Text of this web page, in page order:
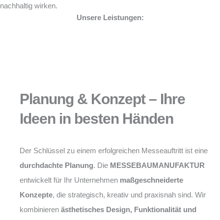
nachhaltig wirken.
Unsere Leistungen:
Planung & Konzept – Ihre
Ideen in besten Händen
Der Schlüssel zu einem erfolgreichen Messeauftritt ist eine
durchdachte Planung. Die MESSEBAUMANUFAKTUR
entwickelt für Ihr Unternehmen maßgeschneiderte
Konzepte, die strategisch, kreativ und praxisnah sind. Wir
kombinieren ästhetisches Design, Funktionalität und